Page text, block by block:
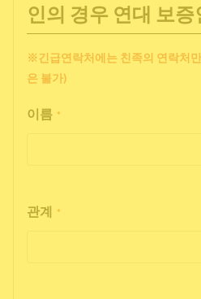
인의 경우 연대 보
※긴급연락처에는 친족의 연락처
은 불가)
이름 *
관계 *